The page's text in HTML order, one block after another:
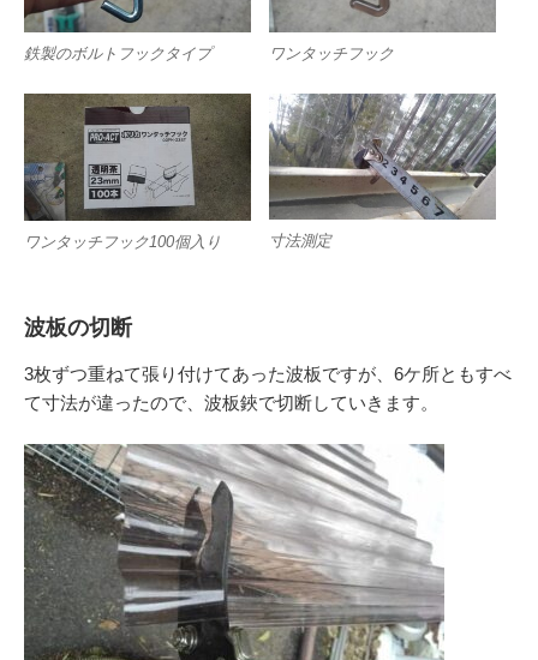
鉄製のボルトフックタイプ ワンタッチフック
ワンタッチフック100個入り 寸法測定
波板の切断
3枚ずつ重ねて張り付けてあった波板ですが、6ケ所ともすべ
て寸法が違ったので、波板鋏で切断していきます。